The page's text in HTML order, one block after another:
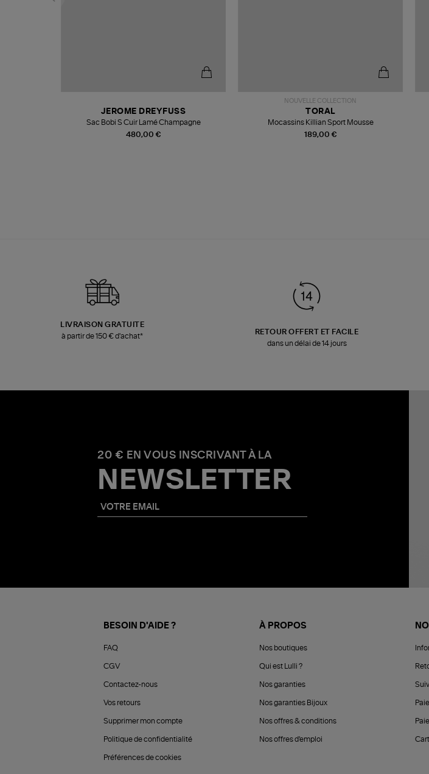
480,00 €
JEROME DREYFUSS
Sac Bobi S Cuir Lamé Champagne
NOUVELLE COLLECTION
189,00 €
TORAL
Mocassins Killian Sport Mousse
LIVRAISON GRATUITE
à partir de 150 € d'achat*
RETOUR OFFERT ET FACILE
dans un délai de 14 jours
20 € EN VOUS INSCRIVANT À LA
NEWSLETTER
BESOIN D'AIDE ?
FAQ
CGV
Contactez-nous
Vos retours
Supprimer mon compte
Politique de confidentialité
Préférences de cookies
À PROPOS
Nos boutiques
Qui est Lulli ?
Nos garanties
Nos garanties Bijoux
Nos offres & conditions
Nos offres d'emploi